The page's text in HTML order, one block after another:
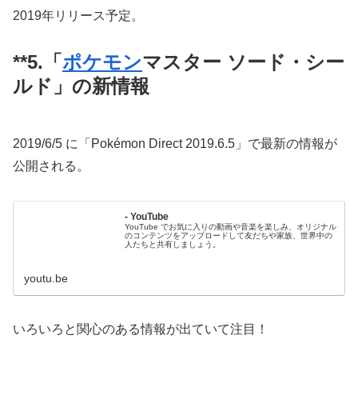
2019年リリース予定。
**5.「ポケモンマスター ソード・シー
ルド」の新情報
2019/6/5 に「Pokémon Direct 2019.6.5」で最新の情報が
公開される。
- YouTube
YouTube でお気に入りの動画や音楽を楽しみ、オリジナル
のコンテンツをアップロードして友だちや家族、世界中の
人たちと共有しましょう。
youtu.be
いろいろと関心のある情報が出ていて注目！